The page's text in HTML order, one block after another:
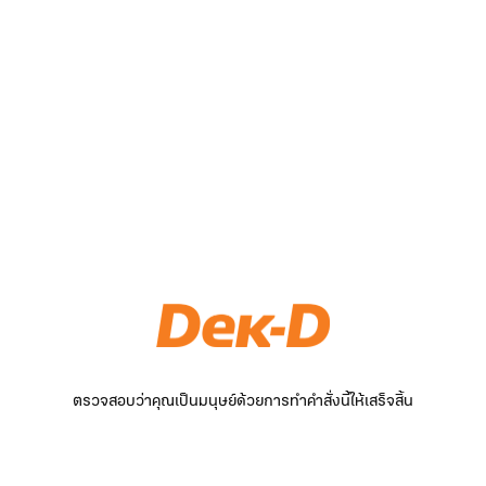
ตรวจสอบว่าคุณเป็นมนุษย์ด้วยการทำคำสั่งนี้ให้เสร็จสิ้น